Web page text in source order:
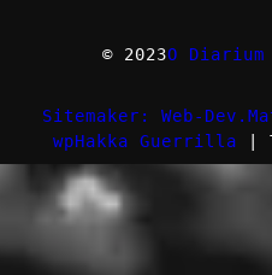
© 2023O
Sitemaker: Web-
wpHakka Guerrilla |